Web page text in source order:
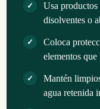
Usa productos
disolventes o
Coloca
elementos que
Mantén
agua retenida